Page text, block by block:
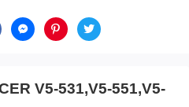
V5-531,V5-551,V5-